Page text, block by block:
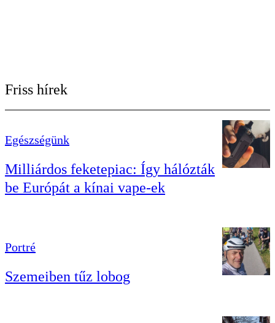
Friss hírek
Egészségünk
Milliárdos feketepiac: Így hálózták
be Európát a kínai vape-ek
Portré
Szemeiben tűz lobog